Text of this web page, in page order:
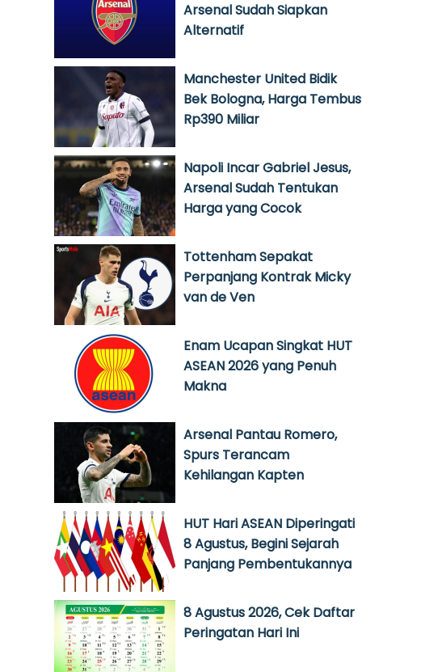
Arsenal Sudah Siapkan
Alternatif
Manchester United Bidik
Bek Bologna, Harga Tembus
Rp390 Miliar
Napoli Incar Gabriel Jesus,
Arsenal Sudah Tentukan
Harga yang Cocok
Tottenham Sepakat
Perpanjang Kontrak Micky
van de Ven
Enam Ucapan Singkat HUT
ASEAN 2026 yang Penuh
Makna
Arsenal Pantau Romero,
Spurs Terancam
Kehilangan Kapten
HUT Hari ASEAN Diperingati
8 Agustus, Begini Sejarah
Panjang Pembentukannya
8 Agustus 2026, Cek Daftar
Peringatan Hari Ini